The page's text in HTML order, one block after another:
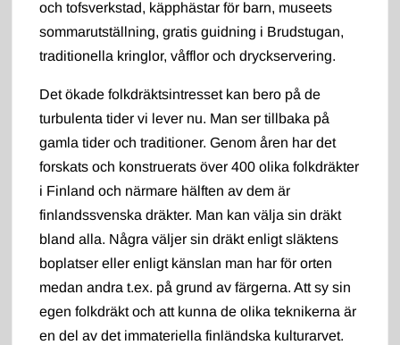
och tofsverkstad, käpphästar för barn, museets
sommarutställning, gratis guidning i Brudstugan,
traditionella kringlor, våfflor och dryckservering.
Det ökade folkdräktsintresset kan bero på de
turbulenta tider vi lever nu. Man ser tillbaka på
gamla tider och traditioner. Genom åren har det
forskats och konstruerats över 400 olika folkdräkter
i Finland och närmare hälften av dem är
finlandssvenska dräkter. Man kan välja sin dräkt
bland alla. Några väljer sin dräkt enligt släktens
boplatser eller enligt känslan man har för orten
medan andra t.ex. på grund av färgerna. Att sy sin
egen folkdräkt och att kunna de olika teknikerna är
en del av det immateriella finländska kulturarvet.